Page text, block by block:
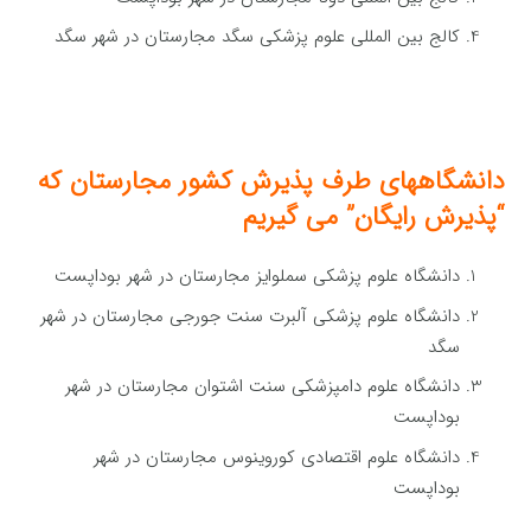
کالج بین المللی علوم پزشکی سگد مجارستان در شهر سگد
دانشگاههای طرف پذیرش کشور مجارستانکه
“پذیرش رایگان” می گیریم
دانشگاه علوم پزشکی سملوایز مجارستان در شهر بوداپست
دانشگاه علوم پزشکی آلبرت سنت جورجی مجارستان در شهر
سگد
دانشگاه علوم دامپزشکی سنت اشتوان مجارستان در شهر
بوداپست
دانشگاه علوم اقتصادی کوروینوس مجارستان در شهر
بوداپست